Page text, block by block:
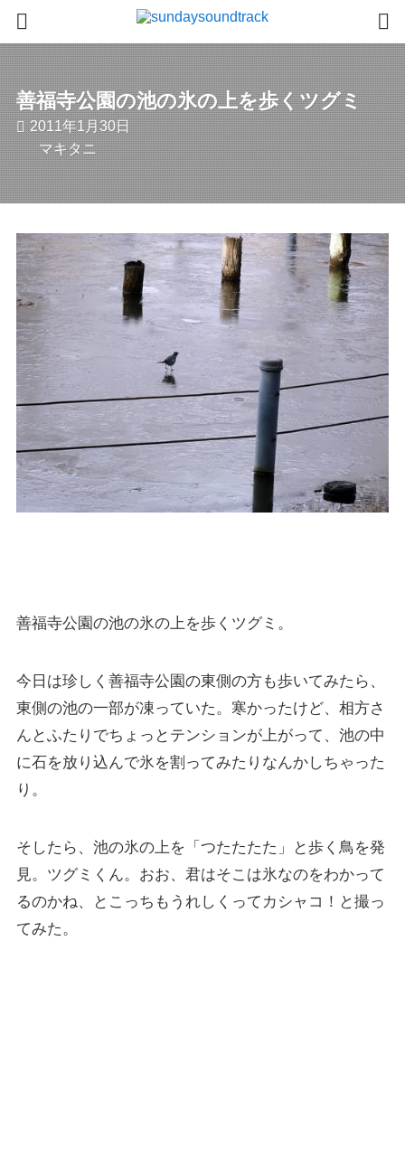
善福寺公園の池の氷の上を歩くツグミ
2011年1月30日
マキタニ
善福寺公園の池の氷の上を歩くツグミ。
今日は珍しく善福寺公園の東側の方も歩いてみたら、
東側の池の一部が凍っていた。寒かったけど、相方さ
んとふたりでちょっとテンションが上がって、池の中
に石を放り込んで氷を割ってみたりなんかしちゃった
り。
そしたら、池の氷の上を「つたたたた」と歩く鳥を発
見。ツグミくん。おお、君はそこは氷なのをわかって
るのかね、とこっちもうれしくってカシャコ！と撮っ
てみた。